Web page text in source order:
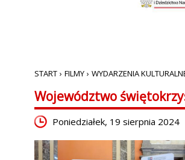
START › FILMY › WYDARZENIA
Województwo
Poniedziałek, 19 sierpnia 2024